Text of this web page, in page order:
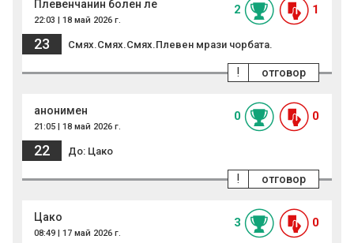
Плевенчанин болен ле
22:03 | 18 май 2026 г.
2 1
23 Смях.Смях.Смях.Плевен мрази чорбата.
отговор
!
анонимен
21:05 | 18 май 2026 г.
0 0
22 До: Цако
отговор
!
Цако
08:49 | 17 май 2026 г.
3 0